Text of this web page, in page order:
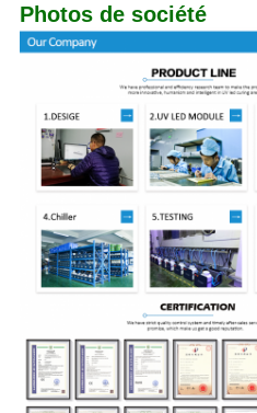
Photos de société